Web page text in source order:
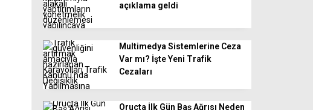
açıklama geldi
Multimedya Sistemlerine Ceza
Var mı? İşte Yeni Trafik
Cezaları
Oruçta İlk Gün Baş Ağrısı Neden